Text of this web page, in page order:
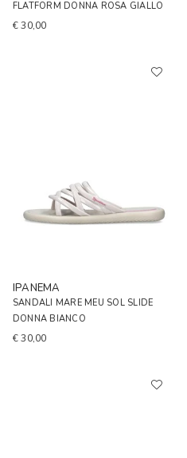
FLATFORM DONNA ROSA GIALLO
€ 30,00
IPANEMA
SANDALI MARE MEU SOL SLIDE
DONNA BIANCO
€ 30,00